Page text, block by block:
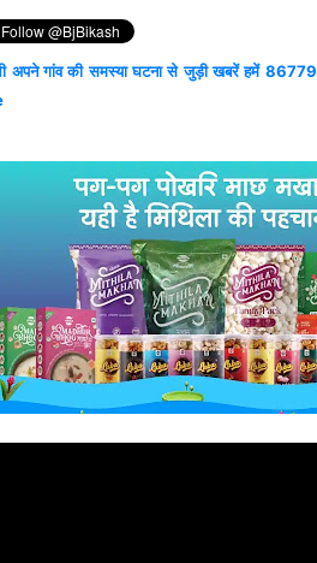
अपने गांव की समस्या घटना से जुड़ी खबरें हमें